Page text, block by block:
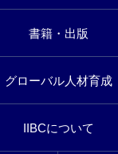
書籍・出版
グローバル人材育成
IIBCについて